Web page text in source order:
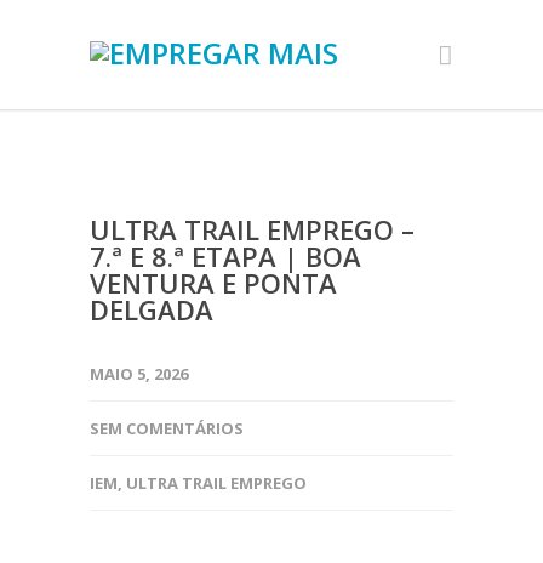
ULTRA TRAIL EMPREGO –
7.ª E 8.ª ETAPA | BOA
VENTURA E PONTA
DELGADA
MAIO 5, 2026
SEM COMENTÁRIOS
IEM, ULTRA TRAIL EMPREGO